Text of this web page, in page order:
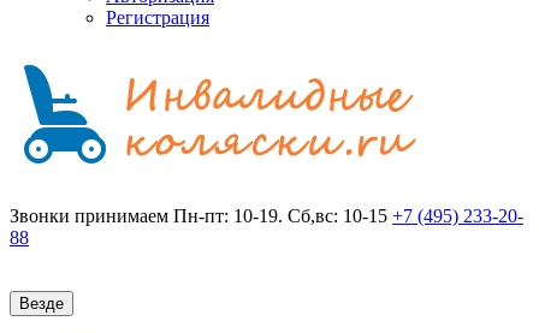
Регистрация
Звонки принимаем Пн-пт: 10-19. Сб,вс: 10-15 +7 (495) 233-20-
88
Везде